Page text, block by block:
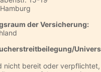
der Versicherung:
nicht bereit oder verpflichtet,